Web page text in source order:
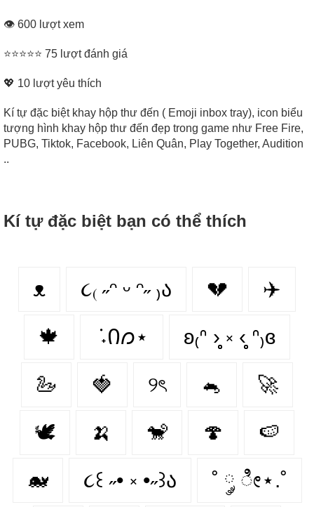
👁 600 lượt xem
⭐⭐⭐⭐⭐ 75 lượt đánh giá
💖 10 lượt yêu thích
Kí tự đặc biệt khay hộp thư đến ( Emoji inbox tray), icon biểu
tượng hình khay hộp thư đến đẹp trong game như Free Fire,
PUBG, Tiktok, Facebook, Liên Quân, Play Together, Audition
..
Kí tự đặc biệt bạn có thể thích
ᴥ ૮₍ ˶ᵔ ᵕ ᵔ˶ ₎ა 💔 ✈️
🍁 ݁ ˖Ი𐑼⋆ ʚ₍ᐢ ›̥̥̥ ༝ ‹̥̥̥ ᐢ₎ɞ
🦢 🍓 ୨ৎ 🐁 🚀
🕊️ 🍌 🐒 🍄 🍉
🐋 ૮꒰ ˶• ༝ •˶꒱ა ˚ ༘ ೀ⋆.˚